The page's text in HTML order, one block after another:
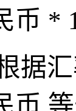
币 *
据
币